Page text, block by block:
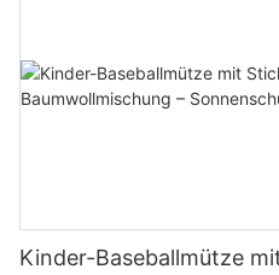
Kinder-Baseballmütze